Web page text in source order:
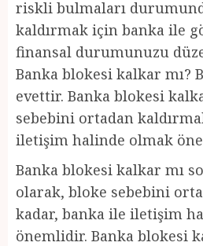
riskli bulmaları
kaldırmak için banka ile
finansal durumunuzu
Banka blokesi kalkar mı?
evettir. Banka blokesi
sebebini ortadan
iletişim halinde olmak
Banka blokesi kalkar mı
olarak, bloke sebebini
kadar, banka ile iletişim
önemlidir. Banka blokesi